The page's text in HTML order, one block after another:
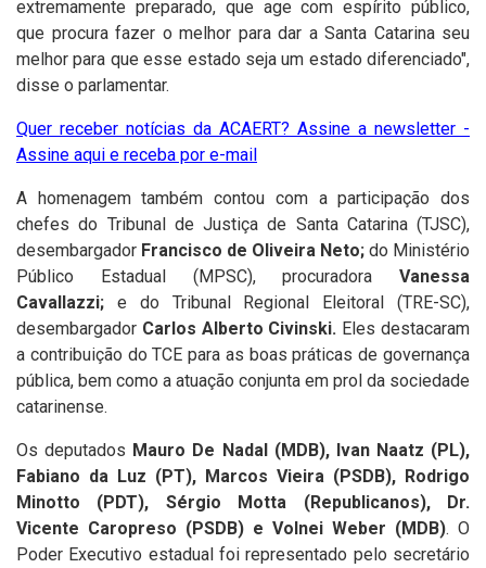
extremamente preparado, que age com espírito público,
que procura fazer o melhor para dar a Santa Catarina seu
melhor para que esse estado seja um estado diferenciado",
disse o parlamentar.
Quer receber notícias da ACAERT? Assine a newsletter -
Assine aqui e receba por e-mail
A homenagem também contou com a participação dos
chefes do Tribunal de Justiça de Santa Catarina (TJSC),
desembargador Francisco de Oliveira Neto; do Ministério
Público Estadual (MPSC), procuradora Vanessa
Cavallazzi; e do Tribunal Regional Eleitoral (TRE-SC),
desembargador Carlos Alberto Civinski. Eles destacaram
a contribuição do TCE para as boas práticas de governança
pública, bem como a atuação conjunta em prol da sociedade
catarinense.
Os deputados Mauro De Nadal (MDB), Ivan Naatz (PL),
Fabiano da Luz (PT), Marcos Vieira (PSDB), Rodrigo
Minotto (PDT), Sérgio Motta (Republicanos), Dr.
Vicente Caropreso (PSDB) e Volnei Weber (MDB). O
Poder Executivo estadual foi representado pelo secretário